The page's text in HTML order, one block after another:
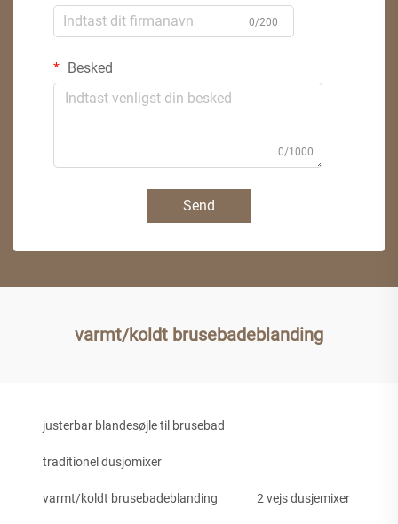
0/200
Besked
0/1000
Send
varmt/koldt brusebadeblanding
justerbar blandesøjle til brusebad
traditionel dusjomixer
varmt/koldt brusebadeblanding 2 vejs dusjemixer